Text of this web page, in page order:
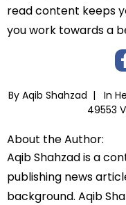
read content keeps
you work towards a
By Aqib Shahzad | In
49553
About the Author:
Aqib Shahzad is a
publishing news
background. Aqib